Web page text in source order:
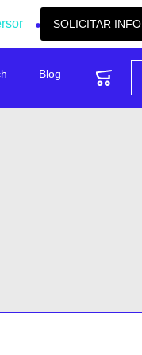
SOLICITAR INFO
Blog